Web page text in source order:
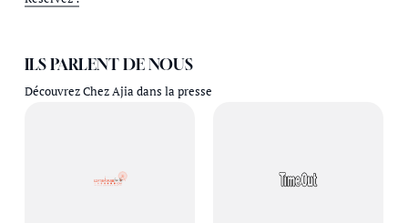
ILS PARLENT DE NOUS
Découvrez Chez Ajia dans la presse